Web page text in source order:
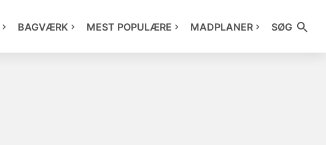
BAGVÆRK MEST POPULÆRE MADPLANER SØG